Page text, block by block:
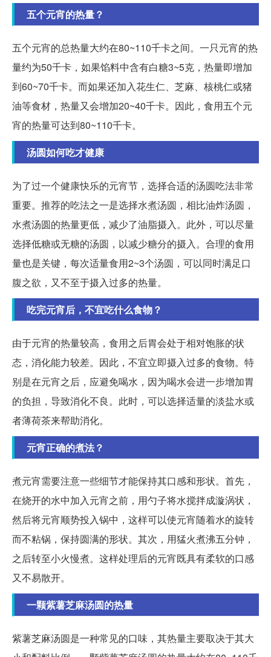
五个元宵的热量？
五个元宵的总热量大约在80~110千卡之间。一只元宵的热
量约为50千卡，如果馅料中含有白糖3~5克，热量即增加
到60~70千卡。而如果还加入花生仁、芝麻、核桃仁或猪
油等食材，热量又会增加20~40千卡。因此，食用五个元
宵的热量可达到80~110千卡。
汤圆如何吃才健康
为了过一个健康快乐的元宵节，选择合适的汤圆吃法非常
重要。推荐的吃法之一是选择水煮汤圆，相比油炸汤圆，
水煮汤圆的热量更低，减少了油脂摄入。此外，可以尽量
选择低糖或无糖的汤圆，以减少糖分的摄入。合理的食用
量也是关键，每次适量食用2~3个汤圆，可以同时满足口
腹之欲，又不至于摄入过多的热量。
吃完元宵后，不宜吃什么食物？
由于元宵的热量较高，食用之后胃会处于相对饱胀的状
态，消化能力较差。因此，不宜立即摄入过多的食物。特
别是在元宵之后，应避免喝水，因为喝水会进一步增加胃
的负担，导致消化不良。此时，可以选择适量的淡盐水或
者薄荷茶来帮助消化。
元宵正确的煮法？
煮元宵需要注意一些细节才能保持其口感和形状。首先，
在烧开的水中加入元宵之前，用勺子将水搅拌成漩涡状，
然后将元宵顺势投入锅中，这样可以使元宵随着水的旋转
而不粘锅，保持圆满的形状。其次，用猛火煮沸五分钟，
之后转至小火慢煮。这样处理后的元宵既具有柔软的口感
又不易散开。
一颗紫薯芝麻汤圆的热量
紫薯芝麻汤圆是一种常见的口味，其热量主要取决于其大